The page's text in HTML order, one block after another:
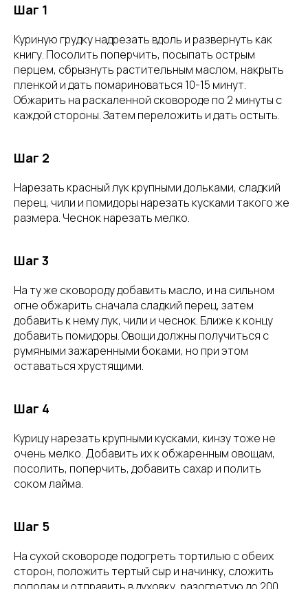
Шаг 1
Куриную грудку надрезать вдоль и развернуть как
книгу. Посолить поперчить, посыпать острым
перцем, сбрызнуть растительным маслом, накрыть
пленкой и дать помариноваться 10-15 минут.
Обжарить на раскаленной сковороде по 2 минуты с
каждой стороны. Затем переложить и дать остыть.
Шаг 2
Нарезать красный лук крупными дольками, сладкий
перец, чили и помидоры нарезать кусками такого же
размера. Чеснок нарезать мелко.
Шаг 3
На ту же сковороду добавить масло, и на сильном
огне обжарить сначала сладкий перец, затем
добавить к нему лук, чили и чеснок. Ближе к концу
добавить помидоры. Овощи должны получиться с
румяными зажаренными боками, но при этом
оставаться хрустящими.
Шаг 4
Курицу нарезать крупными кусками, кинзу тоже не
очень мелко. Добавить их к обжаренным овощам,
посолить, поперчить, добавить сахар и полить
соком лайма.
Шаг 5
На сухой сковороде подогреть тортилью с обеих
сторон, положить тертый сыр и начинку, сложить
пополам и отправить в духовку, разогретую до 200